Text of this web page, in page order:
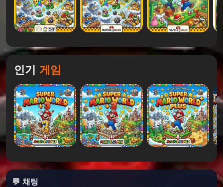
색상을 효율적으로 일치시켜 여러 바이러스를 제거
조각을 너무 높게 쌓지 마세요
캡슐을 떨어뜨리기 전에 미리 계획을 세우세요
빠른 클리어를 위한 콤보 생성
테트리스및Dr. Mario
는 전략과 아케이드 스타일 게임플레
이의 완벽한 조화를 좋아할 것입니다.
카테고리
팬이 만든 마리오
인기 게임
💬 채팅